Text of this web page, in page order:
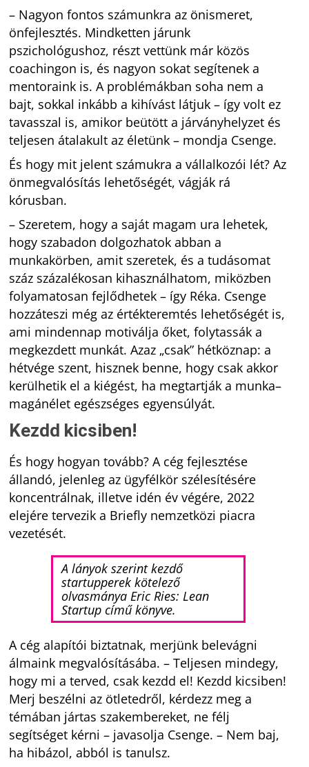
– Nagyon fontos számunkra az önismeret,
önfejlesztés. Mindketten járunk
pszichológushoz, részt vettünk már közös
coachingon is, és nagyon sokat segítenek a
mentoraink is. A problémákban soha nem a
bajt, sokkal inkább a kihívást látjuk – így volt ez
tavasszal is, amikor beütött a járványhelyzet és
teljesen átalakult az életünk – mondja Csenge.
És hogy mit jelent számukra a vállalkozói lét? Az
önmegvalósítás lehetőségét, vágják rá
kórusban.
– Szeretem, hogy a saját magam ura lehetek,
hogy szabadon dolgozhatok abban a
munkakörben, amit szeretek, és a tudásomat
száz százalékosan kihasználhatom, miközben
folyamatosan fejlődhetek – így Réka. Csenge
hozzáteszi még az értékteremtés lehetőségét is,
ami mindennap motiválja őket, folytassák a
megkezdett munkát. Azaz „csak” hétköznap: a
hétvége szent, hisznek benne, hogy csak akkor
kerülhetik el a kiégést, ha megtartják a munka–
magánélet egészséges egyensúlyát.
Kezdd kicsiben!
És hogy hogyan tovább? A cég fejlesztése
állandó, jelenleg az ügyfélkör szélesítésére
koncentrálnak, illetve idén év végére, 2022
elejére tervezik a Briefly nemzetközi piacra
vezetését.
A lányok szerint kezdő
startupperek kötelező
olvasmánya Eric Ries: Lean
Startup című könyve.
A cég alapítói biztatnak, merjünk belevágni
álmaink megvalósításába. – Teljesen mindegy,
hogy mi a terved, csak kezdd el! Kezdd kicsiben!
Merj beszélni az ötletedről, kérdezz meg a
témában jártas szakembereket, ne félj
segítséget kérni – javasolja Csenge. – Nem baj,
ha hibázol, abból is tanulsz.